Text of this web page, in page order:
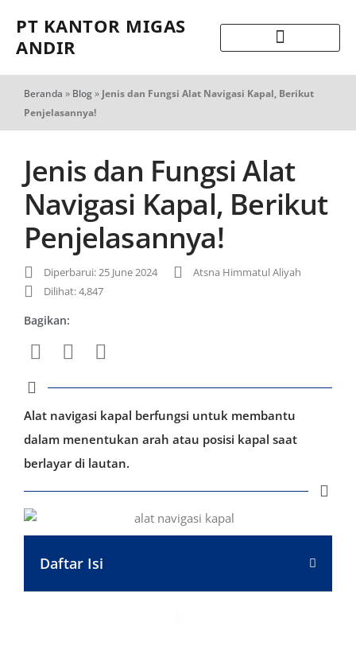
PT KANTOR MIGAS
ANDIR
Beranda » Blog» Jenis dan Fungsi Alat Navigasi Kapal, Berikut
Penjelasannya!
Jenis dan Fungsi Alat
Navigasi Kapal, Berikut
Penjelasannya!
Diperbarui: 25 June 2024
Atsna Himmatul Aliyah
Dilihat: 4,847
Bagikan:
Alat navigasi kapal berfungsi untuk membantu
dalam menentukan arah atau posisi kapal saat
berlayar di lautan.
Daftar Isi